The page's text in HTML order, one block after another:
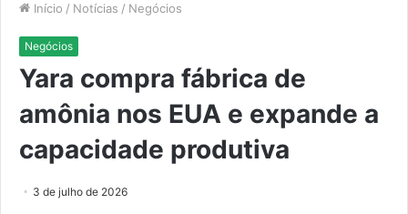
Início / Notícias / Negócios
Negócios
Yara compra fábrica de
amônia nos EUA e expande a
capacidade produtiva
3 de julho de 2026